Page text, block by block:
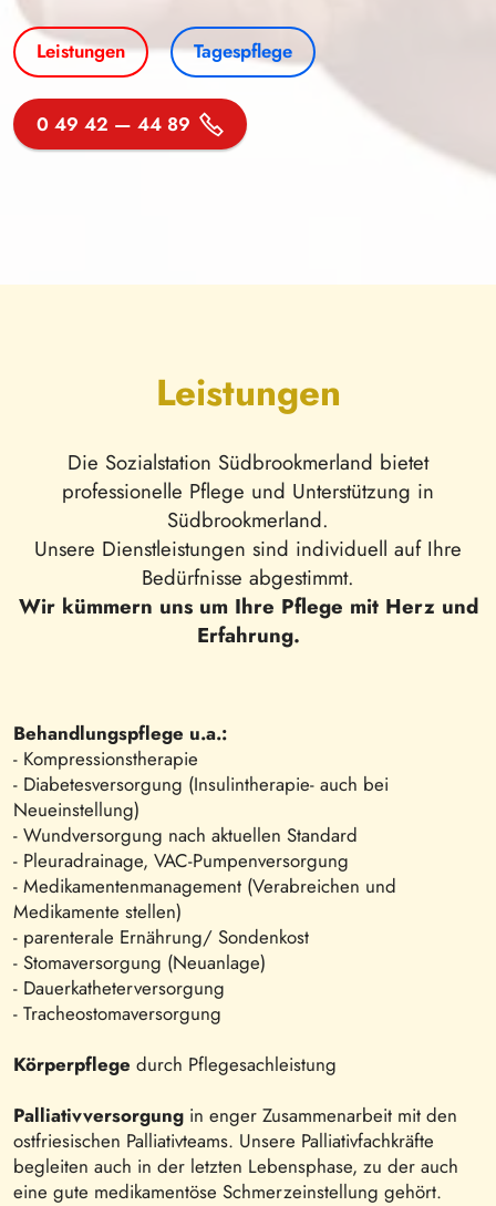
Leistungen Tagespflege
0 49 42 — 44 89
Leistungen
Die Sozialstation Südbrookmerland bietet
professionelle Pflege und Unterstützung in
Südbrookmerland.
Unsere Dienstleistungen sind individuell auf Ihre
Bedürfnisse abgestimmt.
Wir kümmern uns um Ihre Pflege mit Herz und
Erfahrung.
Behandlungspflege u.a.:
- Kompressionstherapie
- Diabetesversorgung (Insulintherapie- auch bei
Neueinstellung)
- Wundversorgung nach aktuellen Standard
- Pleuradrainage, VAC-Pumpenversorgung
- Medikamentenmanagement (Verabreichen und
Medikamente stellen)
- parenterale Ernährung/ Sondenkost
- Stomaversorgung (Neuanlage)
- Dauerkatheterversorgung
- Tracheostomaversorgung
Körperpflege durch Pflegesachleistung
Palliativversorgung in enger Zusammenarbeit mit den
ostfriesischen Palliativteams. Unsere Palliativfachkräfte
begleiten auch in der letzten Lebensphase, zu der auch
eine gute medikamentöse Schmerzeinstellung gehört.